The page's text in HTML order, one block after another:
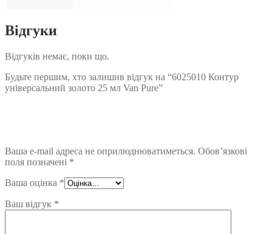
Відгуки
Відгуків немає, поки що.
Будьте першим, хто залишив відгук на “6025010 Контур
універсальний золото 25 мл Van Pure”
Ваша e-mail адреса не оприлюднюватиметься. Обов’язкові
поля позначені *
Ваша оцінка *
Ваш відгук *